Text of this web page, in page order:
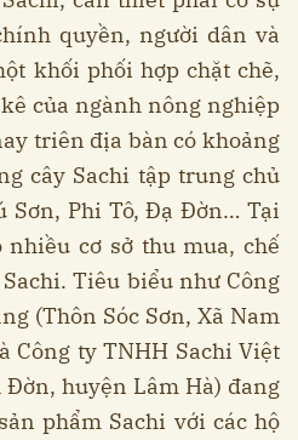
quyền, người dân và
khối phối hợp chặt chẽ,
của ngành nông nghiệp
triên địa bàn có khoảng
cây Sachi tập trung chủ
Sơn, Phi Tô, Đạ Đờn… Tại
cơ sở thu mua, chế
Tiêu biểu như Công
(Thôn Sóc Sơn, Xã Nam
Công ty TNHH Sachi Việt
Đờn, huyện Lâm Hà) đang
phẩm Sachi với các hộ